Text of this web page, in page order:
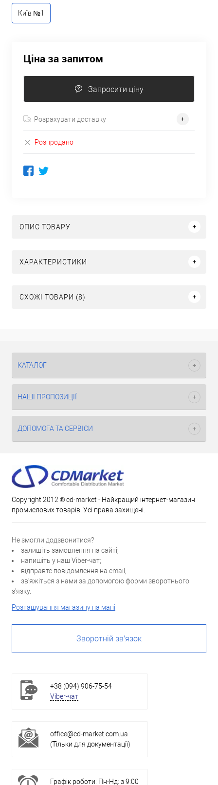
Київ №1
Ціна за запитом
Запросити ціну
Розрахувати доставку
Розпродано
ОПИС ТОВАРУ
ХАРАКТЕРИСТИКИ
СХОЖІ ТОВАРИ (8)
КАТАЛОГ
НАШІ ПРОПОЗИЦІЇ
ДОПОМОГА ТА СЕРВІСИ
Copyright 2012 ® cd-market - Найкращий інтернет-магазин
промислових товарів. Усі права захищені.
Не змогли додзвонитися?
залишіть замовлення на сайті;
напишіть у наш Viber-чат;
відправте повідомлення на email;
зв'яжіться з нами за допомогою форми зворотнього
з'язку.
Розташування магазину на мапі
Зворотній зв'язок
+38 (094) 906-75-54
Viber-чат
office@cd-market.com.ua
(Тільки для документації)
Графік роботи: Пн-Нд: з 9:00